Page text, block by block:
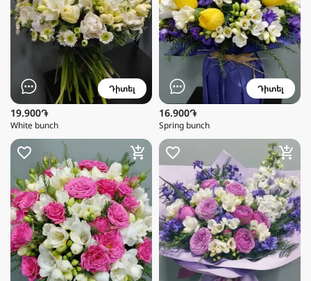
Դիտել
19.900֏
White bunch
Դիտել
16.900֏
Spring bunch